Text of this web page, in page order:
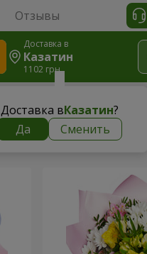
Отзывы
Доставка в
Казатин
1102 грн
Доставка вКазатин?
Да
Сменить